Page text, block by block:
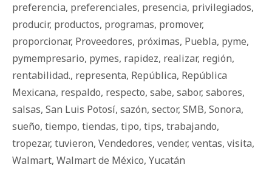
preferencia, preferenciales, presencia, privilegiados,
producir, productos, programas, promover,
proporcionar, Proveedores, próximas, Puebla, pyme,
pymempresario, pymes, rapidez, realizar, región,
rentabilidad., representa, República, República
Mexicana, respaldo, respecto, sabe, sabor, sabores,
salsas, San Luis Potosí, sazón, sector, SMB, Sonora,
sueño, tiempo, tiendas, tipo, tips, trabajando,
tropezar, tuvieron, Vendedores, vender, ventas, visita,
Walmart, Walmart de México, Yucatán